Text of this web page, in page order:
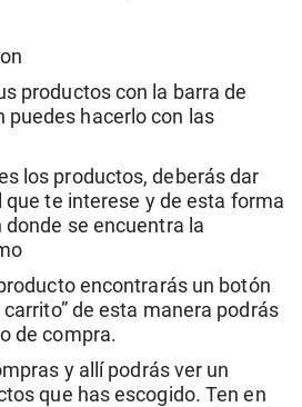
productos con la barra de
puedes hacerlo con las
los productos, deberás dar
que te interese y de esta forma
donde se encuentra la
encontrarás un botón
de esta manera podrás
de compra.
y allí podrás ver un
que has escogido. Ten en